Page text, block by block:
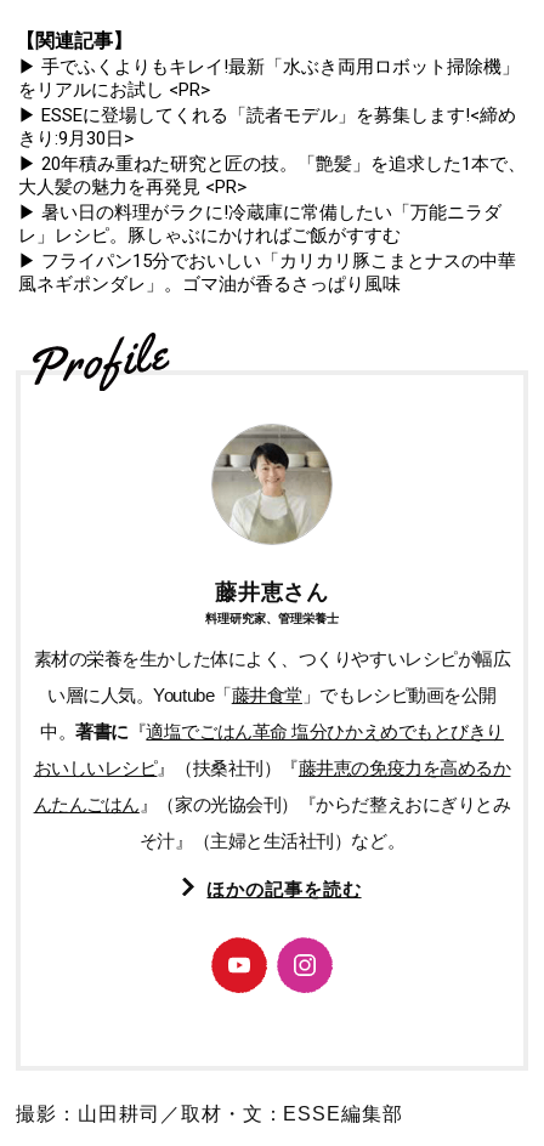
【関連記事】
▶ 手でふくよりもキレイ!最新「水ぶき両用ロボット掃除機」
をリアルにお試し <PR>
▶ ESSEに登場してくれる「読者モデル」を募集します!<締め
きり:9月30日>
▶ 20年積み重ねた研究と匠の技。「艶髪」を追求した1本で、
大人髪の魅力を再発見 <PR>
▶ 暑い日の料理がラクに!冷蔵庫に常備したい「万能ニラダ
レ」レシピ。豚しゃぶにかければご飯がすすむ
▶ フライパン15分でおいしい「カリカリ豚こまとナスの中華
風ネギポンダレ」。ゴマ油が香るさっぱり風味
藤井恵さん
料理研究家、管理栄養士
素材の栄養を生かした体によく、つくりやすいレシピが幅広
い層に人気。Youtube「藤井食堂」でもレシピ動画を公開
中。著書に 『適塩でごはん革命 塩分ひかえめでもとびきり
おいしいレシピ』（扶桑社刊）『藤井恵の免疫力を高めるか
んたんごはん 』（家の光協会刊）『からだ整えおにぎりとみ
そ汁』（主婦と生活社刊）など。
ほかの記事を読む
撮影：山田耕司／取材・文：ESSE編集部